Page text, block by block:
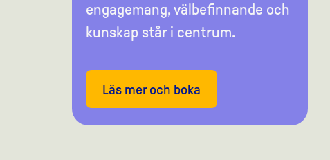
engagemang, välbefinnande och
kunskap står i centrum.
Läs mer och boka